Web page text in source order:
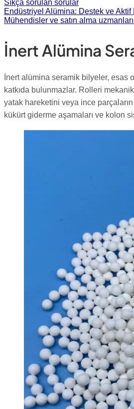
Sıkça sorulan sorular
Endüstriyel Alümina: Destek ve Aktif
Mühendisler ve satın alma
İnert Alümina
İnert alümina seramik bilyeler,
katkıda bulunmazlar. Rolleri
yatak hareketini veya ince
kükürt giderme aşamaları ve kolon